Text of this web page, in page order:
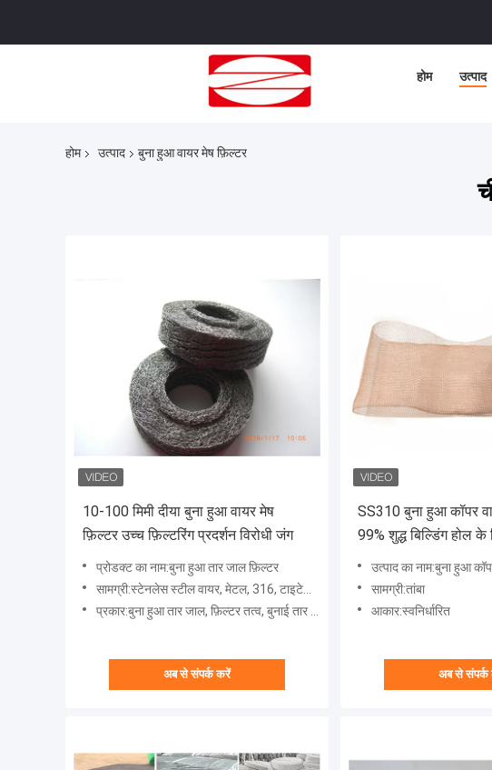
होम उत्पाद
होम उत्पाद बुना हुआ वायर मेष फ़िल्टर
10-100 मिमी दीया बुना हुआ वायर मेष
फ़िल्टर उच्च फ़िल्टरिंग प्रदर्शन विरोधी जंग
प्रोडक्ट का नाम:बुना हुआ तार जाल फ़िल्टर
सामग्री:स्टेनलेस स्टील वायर, मेटल, 316, टाइटेनियम, अन्य
प्रकार:बुना हुआ तार जाल, फ़िल्टर तत्व, बुनाई तार जाल, फ़िल्टर डिस्क, फ़िल्टर सिलेंडर
अब से संपर्क करें
SS310 बुना हुआ कॉपर
99% शुद्ध बिल्डिंग होल के
उत्पाद का नाम:बुना हुआ
सामग्री:तांबा
आकार:स्वनिर्धारित
अब से संपर्क